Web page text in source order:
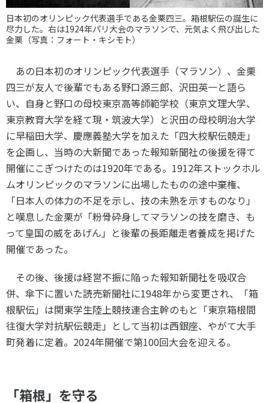
SPORT POLICY INCUBATOR ―スポーツ政策の『卵』 ―
Sport Topics
スポーツ辞典
SSF BOOKS
日本初のオリンピック代表選手である金栗四三。箱根駅伝の誕生に
尽力した。右は1924年パリ大会のマラソンで、元気よく飛び出した
金栗（写真：フォート・キシモト）
あの日本初のオリンピック代表選手（マラソン）、金栗
四三が友人で後輩でもある野口源三郎、沢田英一と語ら
い、自身と野口の母校東京高等師範学校（東京文理大学、
東京教育大学を経て現・筑波大学）と沢田の母校明治大学
に早稲田大学、慶應義塾大学を加えた「四大校駅伝競走」
を企画し、当時の大新聞であった報知新聞社の後援を得て
開催にこぎつけたのは1920年である。 1912年ストックホル
ムオリンピックのマラソンに出場したものの途中棄権、
「日本人の体力の不足を示し、技の未熟を示すものなり」
と嘆息した金栗が「粉骨砕身してマラソンの技を磨き、も
って皇国の威をあげん」と後輩の長距離走者養成を掲げた
開催であった。
その後、後援は経営不振に陥った報知新聞社を吸収合
併、傘下に置いた読売新聞社に1948年から変更され、「箱
根駅伝」は関東学生陸上競技連合主幹のもと「東京箱根間
往復大学対抗駅伝競走」として当初は西銀座、やがて大手
町発着に定着。 2024年開催で第100回大会を迎える。
「箱根」を守る